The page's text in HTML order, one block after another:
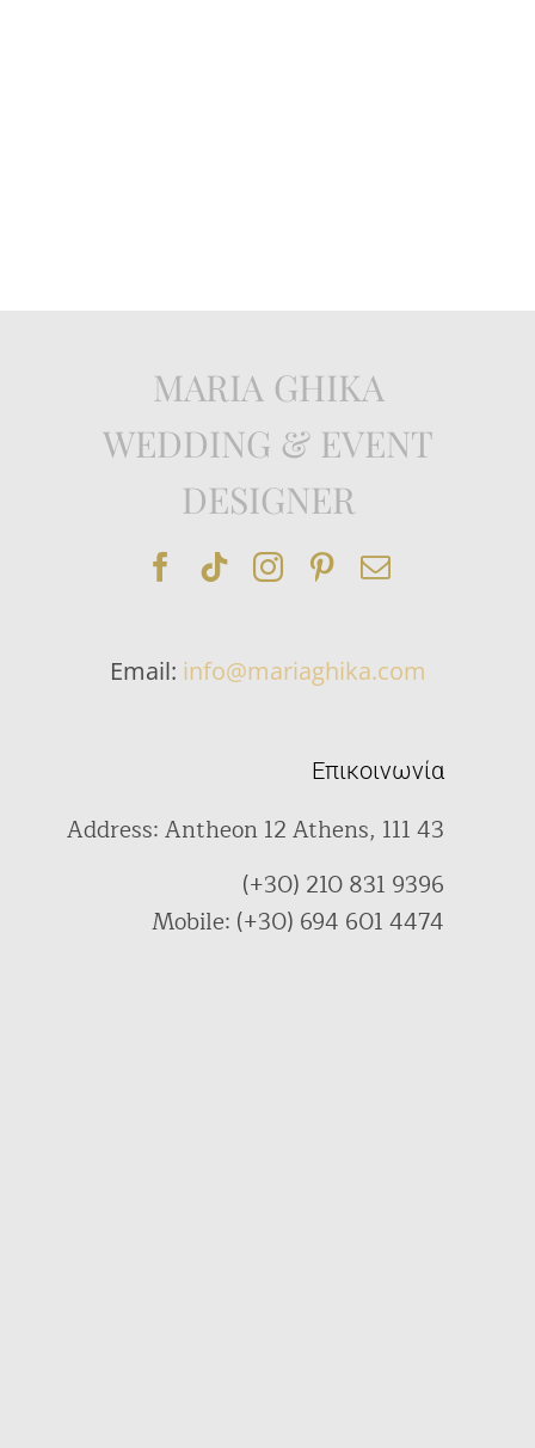
Επικοινωνία
Address: Antheon 12 Athens, 111 43
(+30) 210 831 9396
Mobile: (+30) 694 601 4474
MARIA GHIKA
WEDDING & EVENT
DESIGNER
Email: info@mariaghika.com